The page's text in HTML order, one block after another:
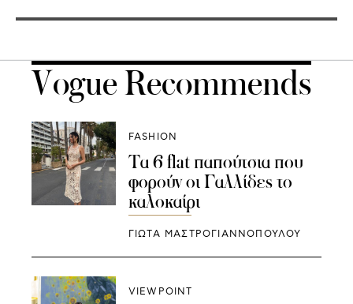
Vogue Recommends
FASHION
Τα 6 flat παπούτσια που
φορούν οι Γαλλίδες το
καλοκαίρι
ΓΙΩΤΑ ΜΑΣΤΡΟΓΙΑΝΝΟΠΟΥΛΟΥ
VIEWPOINT